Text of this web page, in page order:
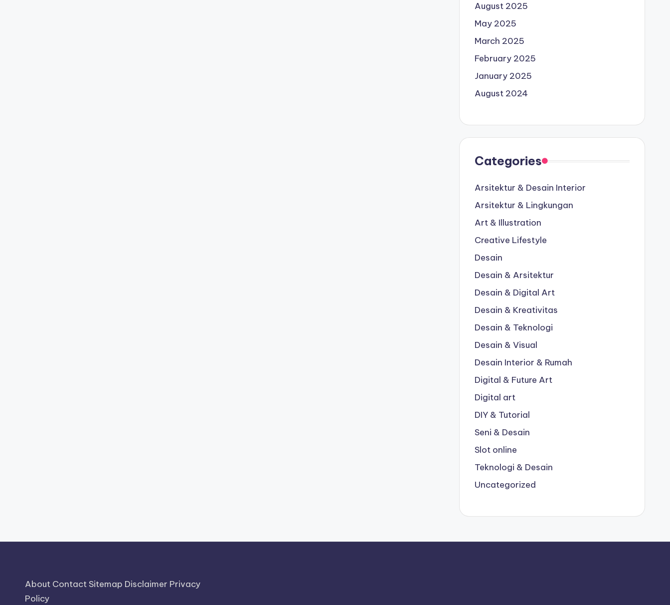
August 2025
May 2025
March 2025
February 2025
January 2025
August 2024
Categories
Arsitektur & Desain Interior
Arsitektur & Lingkungan
Art & Illustration
Creative Lifestyle
Desain
Desain & Arsitektur
Desain & Digital Art
Desain & Kreativitas
Desain & Teknologi
Desain & Visual
Desain Interior & Rumah
Digital & Future Art
Digital art
DIY & Tutorial
Seni & Desain
Slot online
Teknologi & Desain
Uncategorized
About ContactSitemap Disclaimer Privacy
Policy